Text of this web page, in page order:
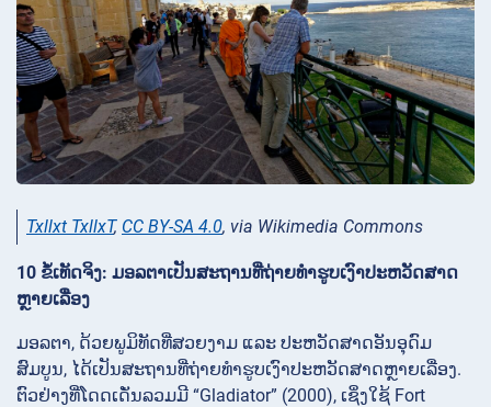
Txllxt TxllxT, CC BY-SA 4.0, via Wikimedia Commons
10 ຂໍ້ເທັດຈິງ: ມອລຕາເປັນສະຖານທີ່ຖ່າຍທຳຮູບເງົາປະຫວັດສາດ
ຫຼາຍເລື່ອງ
ມອລຕາ, ດ້ວຍພູມິທັດທີ່ສວຍງາມ ແລະ ປະຫວັດສາດອັນອຸດົມ
ສົມບູນ, ໄດ້ເປັນສະຖານທີ່ຖ່າຍທຳຮູບເງົາປະຫວັດສາດຫຼາຍເລື່ອງ.
ຕົວຢ່າງທີ່ໂດດເດັ່ນລວມມີ “Gladiator” (2000), ເຊິ່ງໃຊ້ Fort